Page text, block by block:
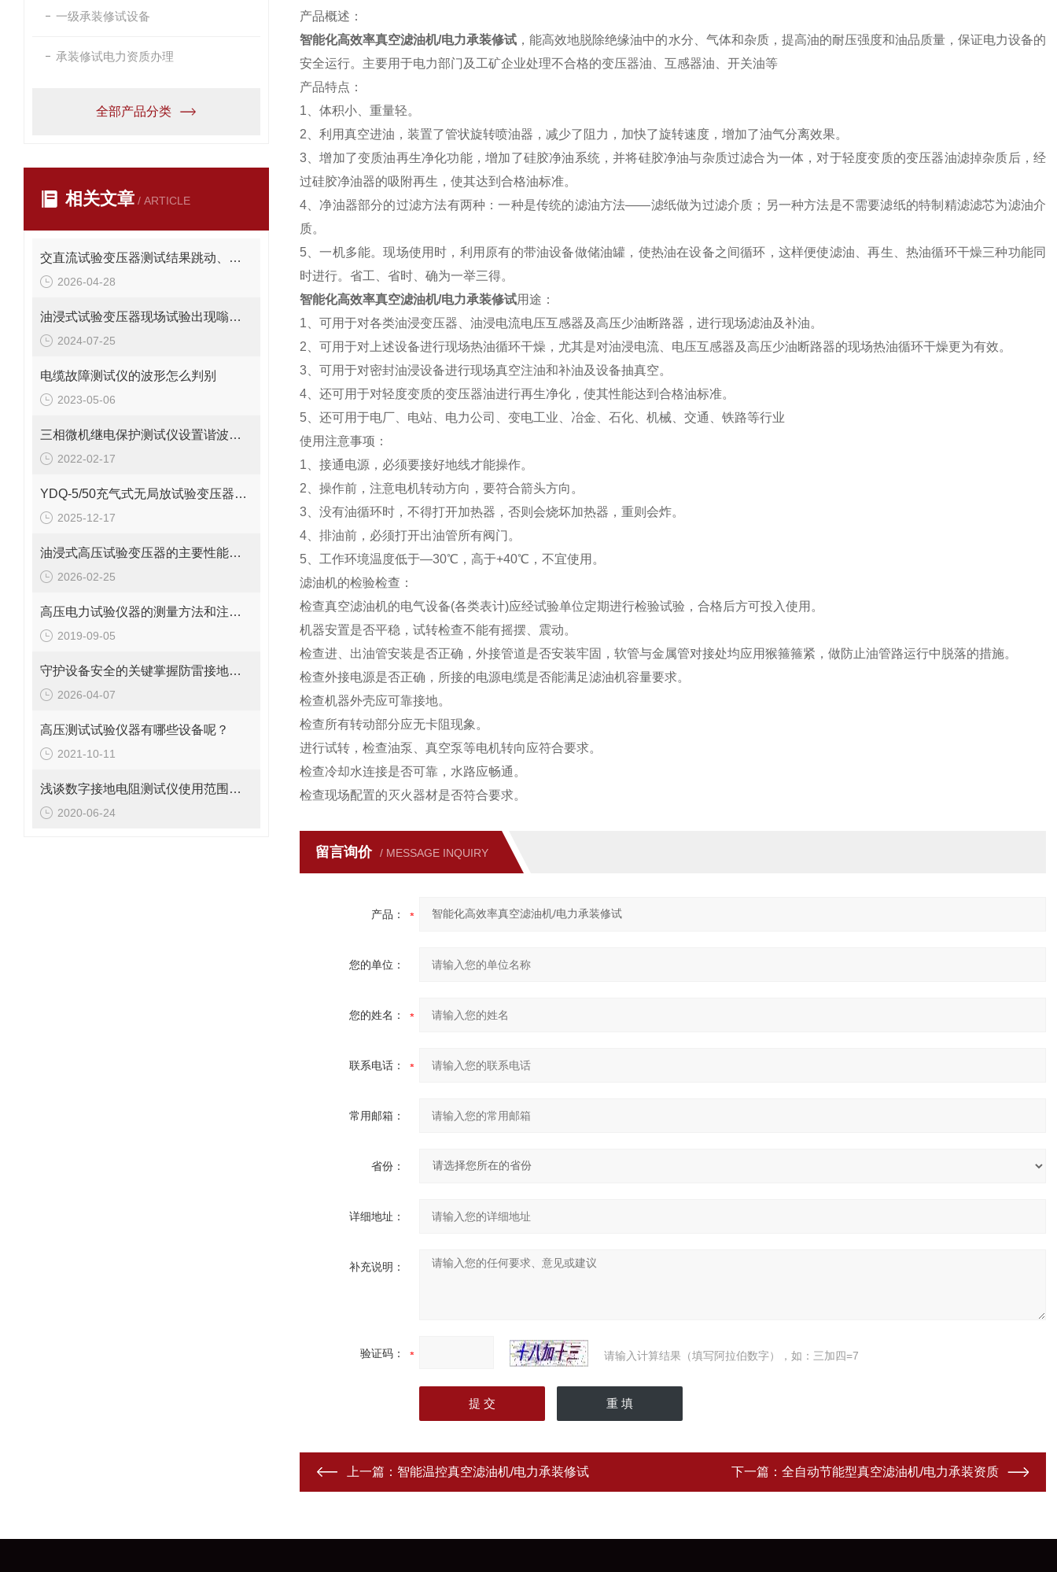
一级承装修试设备
承装修试电力资质办理
全部产品分类
相关文章 / ARTICLE
交直流试验变压器测试结果跳动、不稳定怎么处理
2026-04-28
油浸式试验变压器现场试验出现嗡嗡响的原因
2024-07-25
电缆故障测试仪的波形怎么判别
2023-05-06
三相微机继电保护测试仪设置谐波的计算方式
2022-02-17
YDQ-5/50充气式无局放试验变压器操作方法
2025-12-17
油浸式高压试验变压器的主要性能特点
2026-02-25
高压电力试验仪器的测量方法和注意事项
2019-09-05
守护设备安全的关键掌握防雷接地电阻的测量方法
2026-04-07
高压测试试验仪器有哪些设备呢？
2021-10-11
浅谈数字接地电阻测试仪使用范围及主要特点
2020-06-24
产品概述：
智能化高效率真空滤油机/电力承装修试 ，能高效地脱除绝缘油中的水分、气体和杂质，提高油的耐压强度和油品质量，保证电力设备的
安全运行。主要用于电力部门及工矿企业处理不合格的变压器油、互感器油、开关油等
产品特点：
1、体积小、重量轻。
2、利用真空进油，装置了管状旋转喷油器，减少了阻力，加快了旋转速度，增加了油气分离效果。
3、增加了变质油再生净化功能，增加了硅胶净油系统，并将硅胶净油与杂质过滤合为一体，对于轻度变质的变压器油滤掉杂质后，经
过硅胶净油器的吸附再生，使其达到合格油标准。
4、净油器部分的过滤方法有两种：一种是传统的滤油方法——滤纸做为过滤介质；另一种方法是不需要滤纸的特制精滤滤芯为滤油介
质。
5、一机多能。现场使用时，利用原有的带油设备做储油罐，使热油在设备之间循环，这样便使滤油、再生、热油循环干燥三种功能同
时进行。省工、省时、确为一举三得。
智能化高效率真空滤油机/电力承装修试用途：
1、可用于对各类油浸变压器、油浸电流电压互感器及高压少油断路器，进行现场滤油及补油。
2、可用于对上述设备进行现场热油循环干燥，尤其是对油浸电流、电压互感器及高压少油断路器的现场热油循环干燥更为有效。
3、可用于对密封油浸设备进行现场真空注油和补油及设备抽真空。
4、还可用于对轻度变质的变压器油进行再生净化，使其性能达到合格油标准。
5、还可用于电厂、电站、电力公司、变电工业、冶金、石化、机械、交通、铁路等行业
使用注意事项：
1、接通电源，必须要接好地线才能操作。
2、操作前，注意电机转动方向，要符合箭头方向。
3、没有油循环时，不得打开加热器，否则会烧坏加热器，重则会炸。
4、排油前，必须打开出油管所有阀门。
5、工作环境温度低于—30℃，高于+40℃，不宜使用。
滤油机的检验检查：
检查真空滤油机的电气设备(各类表计)应经试验单位定期进行检验试验，合格后方可投入使用。
机器安置是否平稳，试转检查不能有摇摆、震动。
检查进、出油管安装是否正确，外接管道是否安装牢固，软管与金属管对接处均应用猴箍箍紧，做防止油管路运行中脱落的措施。
检查外接电源是否正确，所接的电源电缆是否能满足滤油机容量要求。
检查机器外壳应可靠接地。
检查所有转动部分应无卡阻现象。
进行试转，检查油泵、真空泵等电机转向应符合要求。
检查冷却水连接是否可靠，水路应畅通。
检查现场配置的灭火器材是否符合要求。
留言询价 / MESSAGE INQUIRY
产品：
您的单位：
您的姓名：
联系电话：
常用邮箱：
省份：
详细地址：
补充说明：
验证码： 请输入计算结果（填写阿拉伯数字），如：三加四=7
上一篇： 智能温控真空滤油机/电力承装修试 下一篇： 全自动节能型真空滤油机/电力承装资质